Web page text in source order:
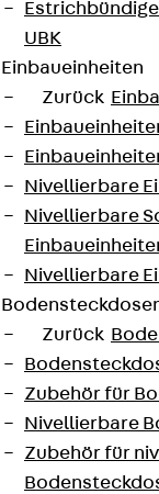
UBK
Einbaueinheiten
Zurück
Nivellierbare
Nivellierbare
Nivellierbare
Zurück
Zubehör für
Nivellierbare
Zubehör für
aktuellen